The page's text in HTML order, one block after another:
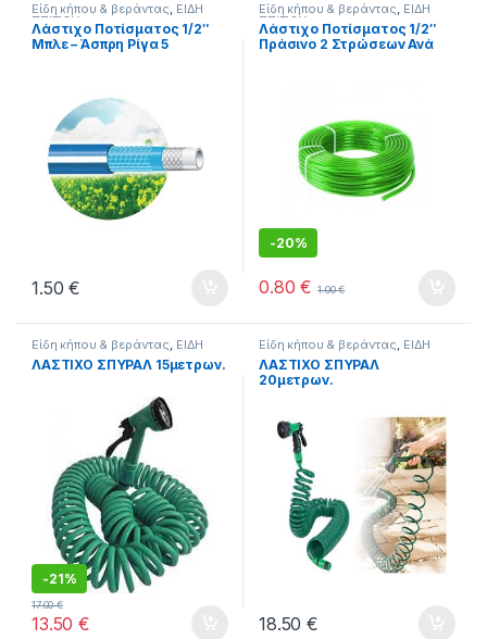
Είδη κήπου & βεράντας, ΕΙΔΗ
ΣΠΙΤΙΟΥ
Λάστιχο Ποτίσματος 1/2″
Μπλε – Άσπρη Ρίγα 5
1.50€
Είδη κήπου & βεράντας, ΕΙΔΗ
ΣΠΙΤΙΟΥ
Λάστιχο Ποτίσματος 1/2″
Πράσινο 2 Στρώσεων Ανά
-20%
0.80€ 1.00€
Είδη κήπου & βεράντας, ΕΙΔΗ
ΣΠΙΤΙΟΥ
ΛΑΣΤΙΧΟ ΣΠΥΡΑΛ 15μετρων.
-21%
13.50€
17.00€
Είδη κήπου & βεράντας, ΕΙΔΗ
ΣΠΙΤΙΟΥ
ΛΑΣΤΙΧΟ ΣΠΥΡΑΛ
20μετρων.
18.50€